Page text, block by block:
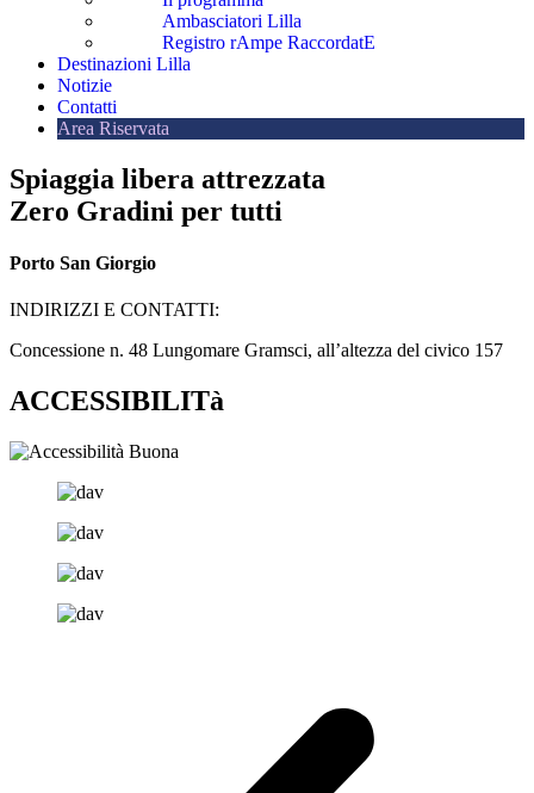
Ambasciatori Lilla
Registro rAmpe RaccordatE
Destinazioni Lilla
Notizie
Contatti
Area Riservata
Spiaggia libera attrezzata
Zero Gradini per tutti
Porto San Giorgio
INDIRIZZI E CONTATTI:​
Concessione n. 48 Lungomare Gramsci, all’altezza del civico 157
ACCESSIBILITà